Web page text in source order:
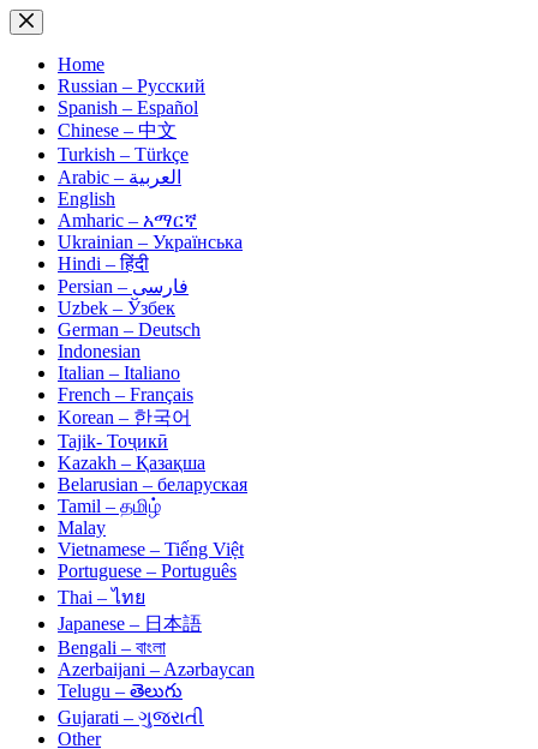
Skip
to
contentHome
Russian – Русский
Spanish – Español
Chinese – 中文
Turkish – Türkçe
Arabic – العربية
English
Amharic – አማርኛ
Ukrainian – Українська
Hindi – हिंदी
Persian – فارسی
Uzbek – Ўзбек
German – Deutsch
Indonesian
Italian – Italiano
French – Français
Korean – 한국어
Tajik- Тоҷикӣ
Kazakh – Қазақша
Belarusian – беларуская
Tamil – தமிழ்
Malay
Vietnamese – Tiếng Việt
Portuguese – Português
Thai – ไทย
Japanese – 日本語
Bengali – বাংলা
Azerbaijani – Azərbaycan
Telugu – తెలుగు
Gujarati – ગુજરાતી
Other